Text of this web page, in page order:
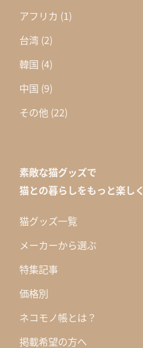
アフリカ (1)
台湾 (2)
韓国 (4)
中国 (9)
その他 (22)
素敵な猫グッズで
猫との暮らしをもっと楽しく
猫グッズ一覧
メーカーから選ぶ
特集記事
価格別
ネコモノ帳とは？
掲載希望の方へ